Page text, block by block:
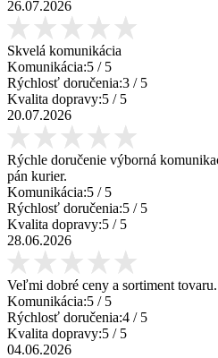
26.07.2026
Skvelá komunikácia
Komunikácia:5 / 5
Rýchlosť doručenia:3 / 5
Kvalita dopravy:5 / 5
20.07.2026
Rýchle doručenie výborná
pán kurier.
Komunikácia:5 / 5
Rýchlosť doručenia:5 / 5
Kvalita dopravy:5 / 5
28.06.2026
Veľmi dobré ceny a sortiment
Komunikácia:5 / 5
Rýchlosť doručenia:4 / 5
Kvalita dopravy:5 / 5
04.06.2026